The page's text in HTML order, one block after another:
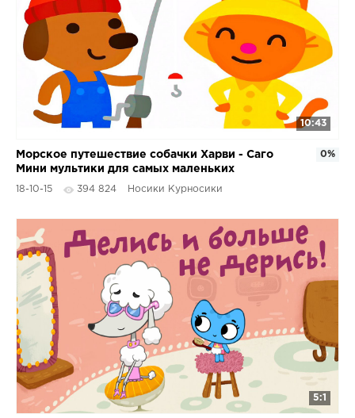
10:43
Морское путешествие собачки Харви - Саго
Мини мультики для самых маленьких
18-10-15 394 824 Носики Курносики
0%
5:1